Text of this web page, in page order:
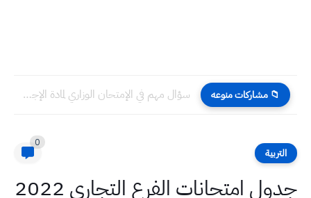
📁 مشاركات منوعه سؤال مهم في الإمتحان الوزاري لمادة الإجتماعيات للصف السادس الإبتدائي...
التربية
0
جدول امتحانات الفرع التجاري 2022